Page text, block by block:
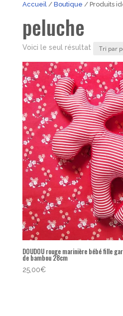
Accueil/ Boutique / Produits
peluche
Voici le seul résultat
DOUDOU rouge marinière bébé fille
de bambou 28cm
25,00€